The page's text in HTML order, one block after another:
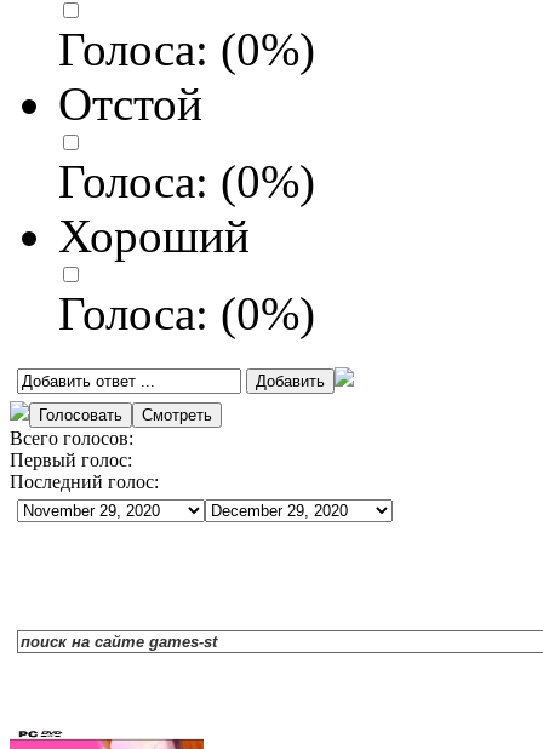
Голоса: (0%)
Отстой
Голоса: (0%)
Хороший
Голоса: (0%)
Всего голосов:
Первый голос:
Последний голос: